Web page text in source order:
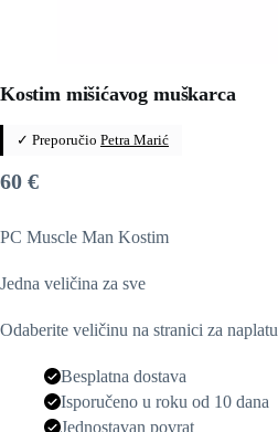
Kostim mišićavog muškarca
✓ Preporučio Petra Marić
60 €
PC Muscle Man Kostim
Jedna veličina za sve
Odaberite veličinu na stranici za naplatu
Besplatna dostava
Isporučeno u roku od 10 dana
Jednostavan povrat